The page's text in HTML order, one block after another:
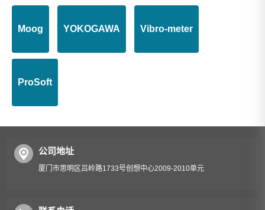
Moog YOKOGAWA Vibro-meter
ProSoft
公司地址
厦门市思明区吕岭路1733号创想中心2009-2010单元